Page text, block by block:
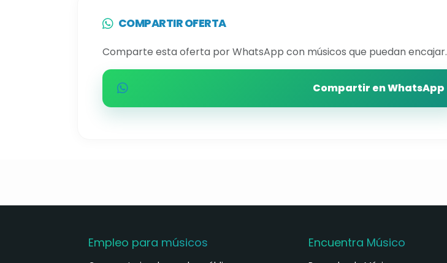
COMPARTIR OFERTA
Comparte esta oferta por WhatsApp con músicos que puedan encajar.
Compartir en WhatsApp
Empleo para músicos Encuentra Músico